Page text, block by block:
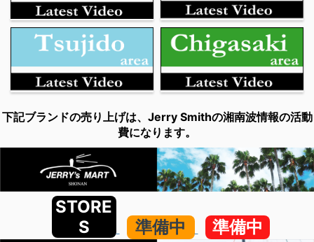
下記ブランドの売り上げは、Jerry Smithの湘南波情報の活動
費になります。
STORE
S
準備中 準備中